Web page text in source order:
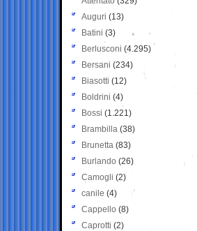
Auguri (13)
Batini (3)
Berlusconi (4.295)
Bersani (234)
Biasotti (12)
Boldrini (4)
Bossi (1.221)
Brambilla (38)
Brunetta (83)
Burlando (26)
Camogli (2)
canile (4)
Cappello (8)
Caprotti (2)